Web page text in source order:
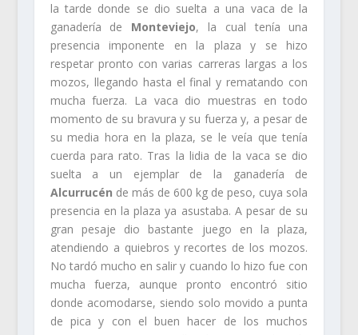
la tarde donde se dio suelta a una vaca de la
ganadería de Monteviejo, la cual tenía una
presencia imponente en la plaza y se hizo
respetar pronto con varias carreras largas a los
mozos, llegando hasta el final y rematando con
mucha fuerza. La vaca dio muestras en todo
momento de su bravura y su fuerza y, a pesar de
su media hora en la plaza, se le veía que tenía
cuerda para rato. Tras la lidia de la vaca se dio
suelta a un ejemplar de la ganadería de
Alcurrucén de más de 600 kg de peso, cuya sola
presencia en la plaza ya asustaba. A pesar de su
gran pesaje dio bastante juego en la plaza,
atendiendo a quiebros y recortes de los mozos.
No tardó mucho en salir y cuando lo hizo fue con
mucha fuerza, aunque pronto encontró sitio
donde acomodarse, siendo solo movido a punta
de pica y con el buen hacer de los muchos